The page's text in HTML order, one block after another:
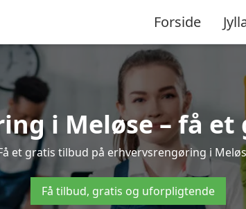
Forside
i Meløse – få
et gratis tilbud på erhvervsrengøring i
Få tilbud, gratis og uforpligtende